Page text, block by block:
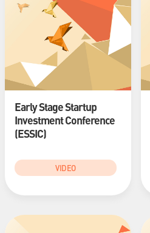
Early Stage Startup
Investment Conference
(ESSIC)
VIDEO